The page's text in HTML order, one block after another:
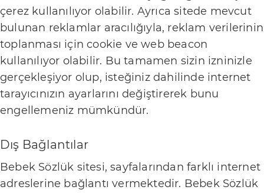
İ
l
e
t
i
ş
m
R
e
çerez kullanılıyor olabilir. Ayrıca sitede mevcut
bulunan reklamlar aracılığıyla, reklam verilerinin
toplanması için cookie ve web beacon
kullanılıyor olabilir. Bu tamamen sizin izninizle
gerçekleşiyor olup, isteğiniz dahilinde internet
tarayıcınızın ayarlarını değiştirerek bunu
engellemeniz mümkündür.
Dış Bağlantılar
Bebek Sözlük sitesi, sayfalarından farklı internet
adreslerine bağlantı vermektedir. Bebek Sözlük